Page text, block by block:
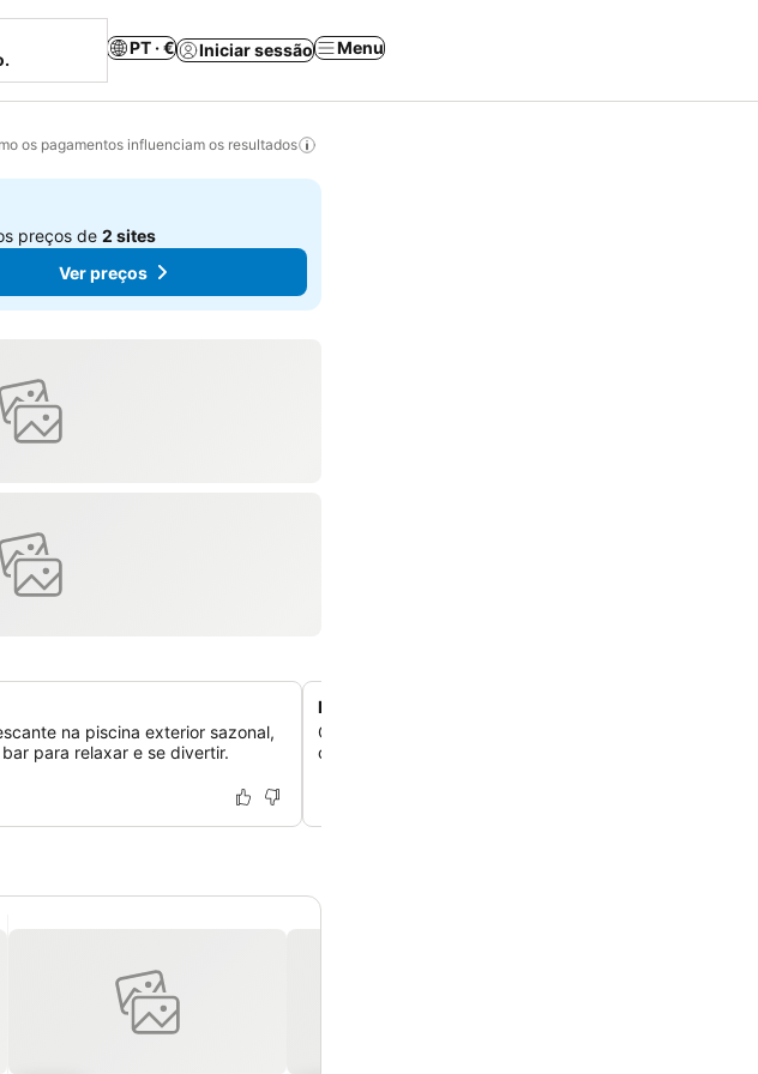
PT · € Iniciar sessão Menu
os pagamentos influenciam os resultados
preços de2 sites
Ver preços
na piscina exterior sazonal,
para relaxar e se divertir.
Estacionamento exclusivo disponível
O hotel oferece estacionamento conveniente no local,
comodidade valiosa no movimentado centro de